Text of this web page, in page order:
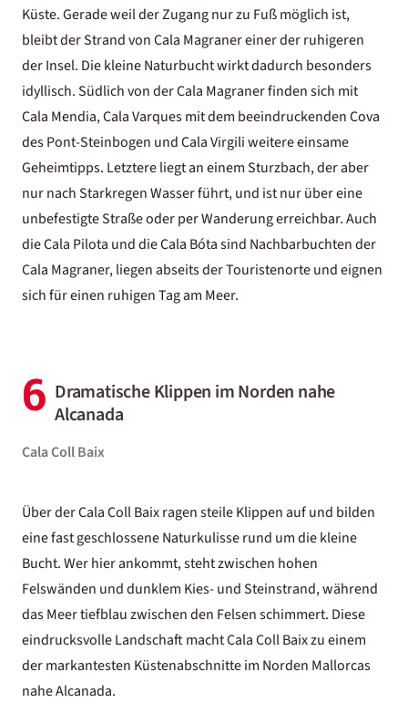
Küste. Gerade weil der Zugang nur zu Fuß möglich ist,
bleibt der Strand von Cala Magraner einer der ruhigeren
der Insel. Die kleine Naturbucht wirkt dadurch besonders
idyllisch. Südlich von der Cala Magraner finden sich mit
Cala Mendia, Cala Varques mit dem beeindruckenden Cova
des Pont-Steinbogen und Cala Virgili weitere einsame
Geheimtipps. Letztere liegt an einem Sturzbach, der aber
nur nach Starkregen Wasser führt, und ist nur über eine
unbefestigte Straße oder per Wanderung erreichbar. Auch
die Cala Pilota und die Cala Bóta sind Nachbarbuchten der
Cala Magraner, liegen abseits der Touristenorte und eignen
sich für einen ruhigen Tag am Meer.
6 Dramatische Klippen im Norden nahe
Alcanada
Cala Coll Baix
Über der Cala Coll Baix ragen steile Klippen auf und bilden
eine fast geschlossene Naturkulisse rund um die kleine
Bucht. Wer hier ankommt, steht zwischen hohen
Felswänden und dunklem Kies- und Steinstrand, während
das Meer tiefblau zwischen den Felsen schimmert. Diese
eindrucksvolle Landschaft macht Cala Coll Baix zu einem
der markantesten Küstenabschnitte im Norden Mallorcas
nahe Alcanada.